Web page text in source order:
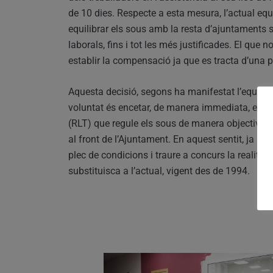
de 10 dies. Respecte a esta mesura, l’actual
equilibrar els sous amb la resta
laborals, fins i tot les més justificades. El que
establir la compensació ja que es tracta d’una
Aquesta decisió, segons ha manifestat l’equip
voluntat és encetar, de manera immediata, el
(RLT) que regule els sous de manera
al front de l’Ajuntament. En aquest sentit, ja
plec de condicions i traure a concurs la
substituisca a l’actual, vigent des de 1994.